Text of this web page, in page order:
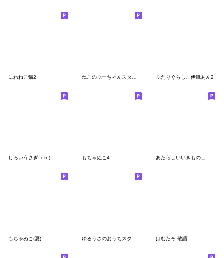
にわねこ猫2 ふたりぐらし、伊織あん2
しろいうさぎ（５） もちゃぬこ4 あたらしいいきもの＿やりとり
もちゃぬこ(夏) はむたそ 敬語